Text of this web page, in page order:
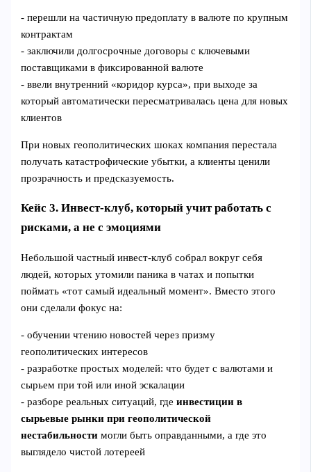
- перешли на частичную предоплату в валюте по крупным
контрактам
- заключили долгосрочные договоры с ключевыми
поставщиками в фиксированной валюте
- ввели внутренний «коридор курса», при выходе за
который автоматически пересматривалась цена для новых
клиентов
При новых геополитических шоках компания перестала
получать катастрофические убытки, а клиенты ценили
прозрачность и предсказуемость.
Кейс 3. Инвест‑клуб, который учит работать с
рисками, а не с эмоциями
Небольшой частный инвест‑клуб собрал вокруг себя
людей, которых утомили паника в чатах и попытки
поймать «тот самый идеальный момент». Вместо этого
они сделали фокус на:
- обучении чтению новостей через призму
геополитических интересов
- разработке простых моделей: что будет с валютами и
сырьем при той или иной эскалации
- разборе реальных ситуаций, гдеинвестиции в
сырьевые рынки при геополитической
нестабильности могли быть оправданными, а где это
выглядело чистой лотереей